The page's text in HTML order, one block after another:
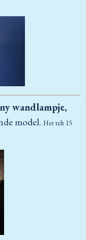
wandlampje,
model. Het telt 15